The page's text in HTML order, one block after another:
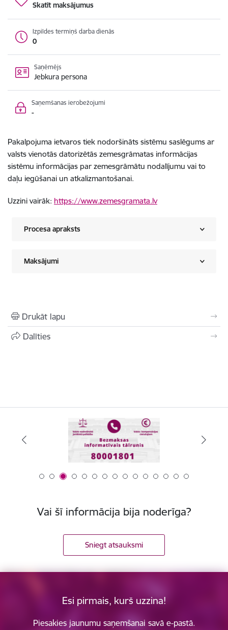
Skatīt maksājumus
Izpildes termiņš darba dienās
0
Saņēmējs
Jebkura persona
Saņemšanas ierobežojumi
-
Pakalpojuma ietvaros tiek nodoršināts sistēmu saslēgums ar
valsts vienotās datorizētās zemesgrāmatas informācijas
sistēmu informācijas par zemesgrāmātu nodalījumu vai to
daļu iegūšanai un atkalizmantošanai.
Uzzini vairāk: https://www.zemesgramata.lv
Procesa apraksts
Maksājumi
Drukāt lapu
Dalīties
Vai šī informācija bija noderīga?
Sniegt atsauksmi
Esi pirmais, kurš uzzina!
Piesakies jaunumu saņemšanai savā e-pastā.